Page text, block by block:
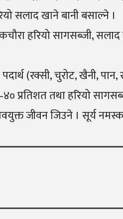
सलाद खाने बानी बसाल्ने ।
हरियो सागसब्जी,
(रक्सी, चुरोट, खैनी,
प्रतिशत तथा हरियो
जीवन जिउने । सूर्य